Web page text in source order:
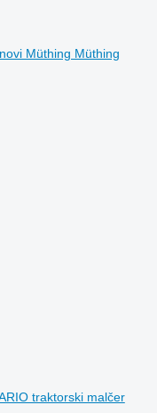
novi Müthing Müthing
traktorski malčer